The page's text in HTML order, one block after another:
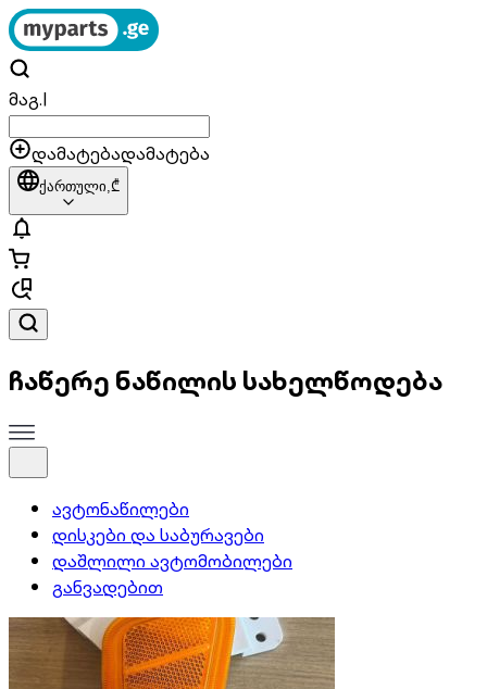
მაგ.|
დამატებადამატება
ქართული,₾
ჩაწერე ნაწილის სახელწოდება
ავტონაწილები
დისკები და საბურავები
დაშლილი ავტომობილები
განვადებით